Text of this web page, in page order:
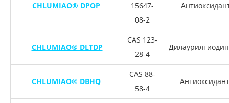
CHLUMIAO® DPOP
15647-
08-2
CHLUMIAO® DLTDP
CAS 123-
28-4
CHLUMIAO® DBHQ
CAS 88-
58-4